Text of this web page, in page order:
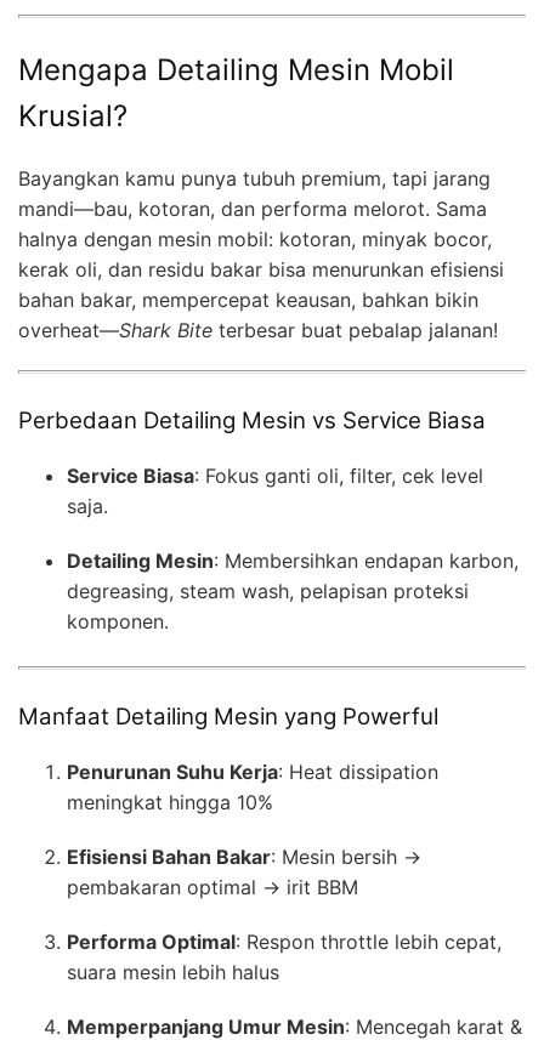
Mengapa Detailing Mesin Mobil
Krusial?
Bayangkan kamu punya tubuh premium, tapi jarang
mandi—bau, kotoran, dan performa melorot. Sama
halnya dengan mesin mobil: kotoran, minyak bocor,
kerak oli, dan residu bakar bisa menurunkan efisiensi
bahan bakar, mempercepat keausan, bahkan bikin
overheat—Shark Bite terbesar buat pebalap jalanan!
Perbedaan Detailing Mesin vs Service Biasa
Service Biasa: Fokus ganti oli, filter, cek level
saja.
Detailing Mesin: Membersihkan endapan karbon,
degreasing, steam wash, pelapisan proteksi
komponen.
Manfaat Detailing Mesin yang Powerful
Penurunan Suhu Kerja: Heat dissipation
meningkat hingga 10%
Efisiensi Bahan Bakar: Mesin bersih →
pembakaran optimal → irit BBM
Performa Optimal: Respon throttle lebih cepat,
suara mesin lebih halus
Memperpanjang Umur Mesin: Mencegah karat &